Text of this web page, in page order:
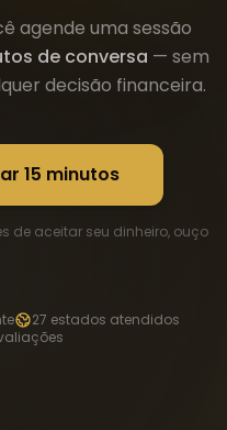
agende uma sessão
de conversa — sem
decisão financeira.
15 minutos
de aceitar seu dinheiro, ouço
27 estados atendidos